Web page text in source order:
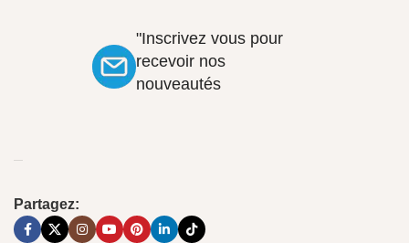
"Inscrivez vous pour
recevoir nos
nouveautés
Partagez: